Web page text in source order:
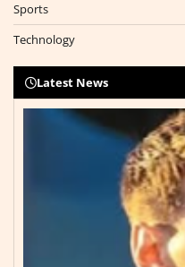
Sports
Technology
Latest News